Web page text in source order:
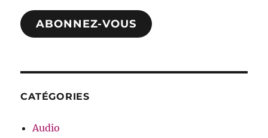
mail
ABONNEZ-VOUS
CATÉGORIES
Audio